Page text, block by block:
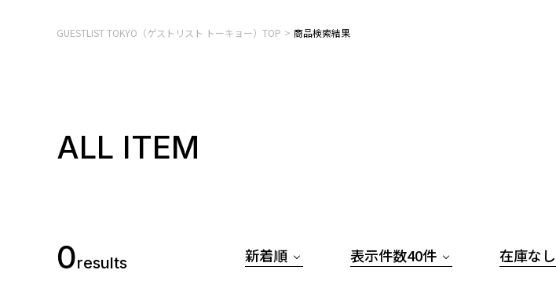
GUESTLIST TOKYO（ゲストリスト トーキョー）TOP 商品検索結果
ALL ITEM
0results 新着順 表示件数40件 在庫な